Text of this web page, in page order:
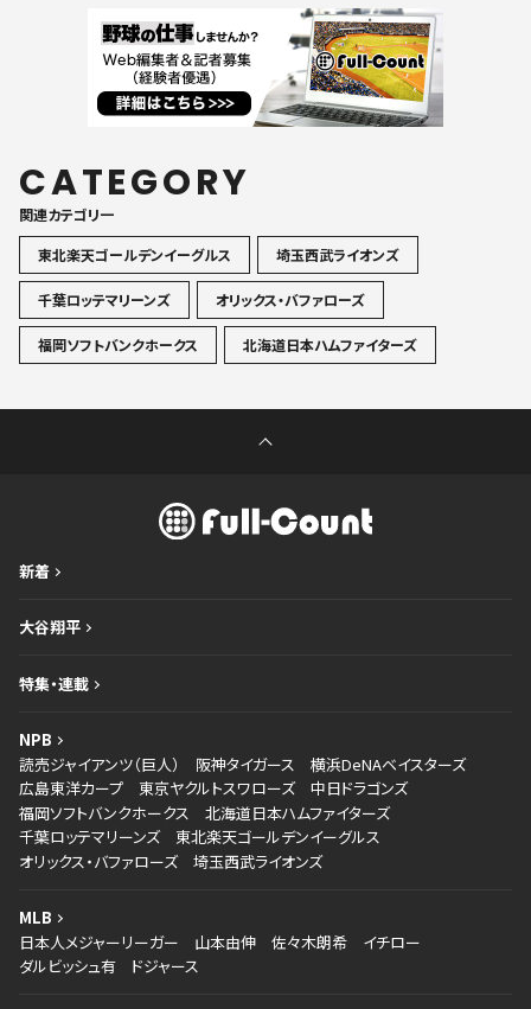
CATEGORY
関連カテゴリ一
東北楽天ゴールデンイーグルス
埼玉西武ライオンズ
千葉ロッテマリーンズ オリックス・バファローズ
福岡ソフトバンクホークス 北海道日本ハムファイターズ
新着
大谷翔平
特集・連載
NPB
読売ジャイアンツ（巨人）
阪神タイガース
横浜DeNAベイスターズ
広島東洋カープ
東京ヤクルトスワローズ
中日ドラゴンズ
福岡ソフトバンクホークス
北海道日本ハムファイターズ
千葉ロッテマリーンズ
東北楽天ゴールデンイーグルス
オリックス・バファローズ
埼玉西武ライオンズ
MLB
日本人メジャーリーガー
山本由伸 佐々木朗希
イチロー
ダルビッシュ有
ドジャース